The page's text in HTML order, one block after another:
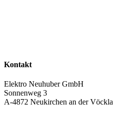
Kontakt
Elektro Neuhuber GmbH
Sonnenweg 3
A-4872 Neukirchen an der Vöckla